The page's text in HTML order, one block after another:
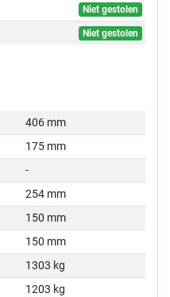
Niet gestolen
Niet gestolen
406 mm
175 mm
-
254 mm
150 mm
150 mm
1303 kg
1203 kg